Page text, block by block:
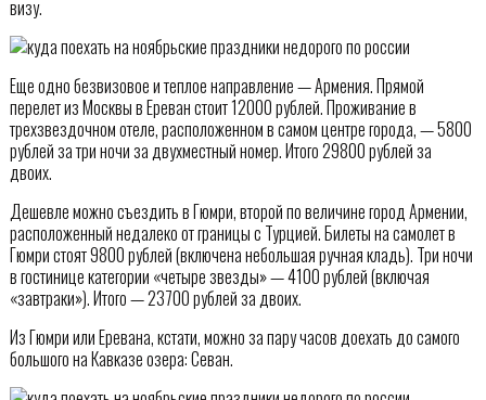
визу.
Еще одно безвизовое и теплое направление — Армения. Прямой
перелет из Москвы в Ереван стоит 12000 рублей. Проживание в
трехзвездочном отеле, расположенном в самом центре города, — 5800
рублей за три ночи за двухместный номер. Итого 29800 рублей за
двоих.
Дешевле можно съездить в Гюмри, второй по величине город Армении,
расположенный недалеко от границы с Турцией. Билеты на самолет в
Гюмри стоят 9800 рублей (включена небольшая ручная кладь). Три ночи
в гостинице категории «четыре звезды» — 4100 рублей (включая
«завтраки»). Итого — 23700 рублей за двоих.
Из Гюмри или Еревана, кстати, можно за пару часов доехать до самого
большого на Кавказе озера: Севан.